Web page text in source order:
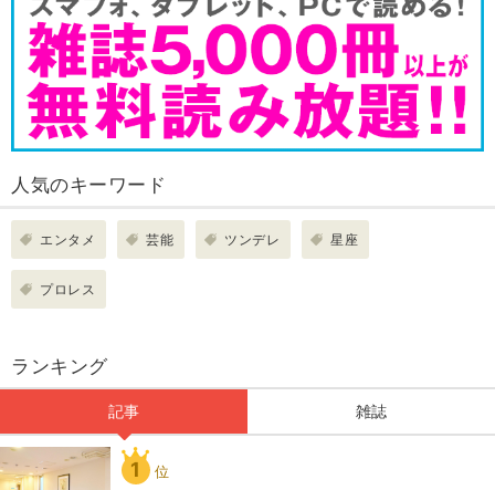
人気のキーワード
エンタメ 芸能 ツンデレ 星座
プロレス
ランキング
記事 雑誌
1 位